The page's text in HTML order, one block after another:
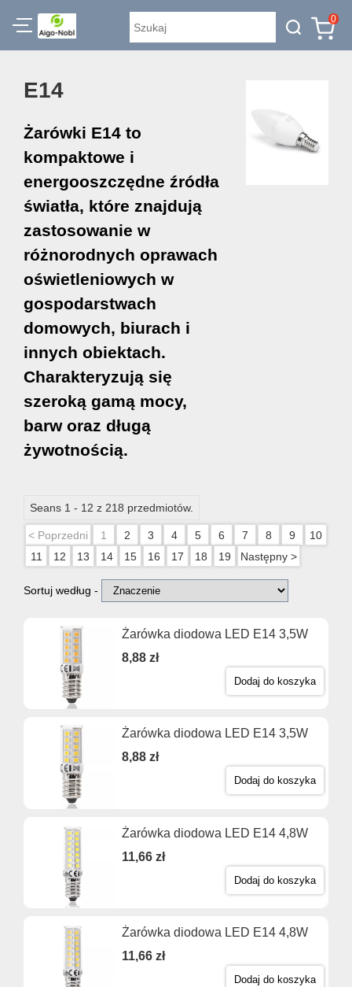
0
E14
Żarówki E14 to
kompaktowe i
energooszczędne źródła
światła, które znajdują
zastosowanie w
różnorodnych oprawach
oświetleniowych w
gospodarstwach
domowych, biurach i
innych obiektach.
Charakteryzują się
szeroką gamą mocy,
barw oraz długą
żywotnością.
Seans 1 - 12 z 218 przedmiotów.
< Poprzedni 1 2 3 4 5 6 7 8 9
10
11
12 13 14 15 16 17 18 19 Następny >
Sortuj według -
Żarówka diodowa LED E14 3,5W
8,88 zł
Dodaj do koszyka
Żarówka diodowa LED E14 3,5W
8,88 zł
Dodaj do koszyka
Żarówka diodowa LED E14 4,8W
11,66 zł
Dodaj do koszyka
Żarówka diodowa LED E14 4,8W
11,66 zł
Dodaj do koszyka